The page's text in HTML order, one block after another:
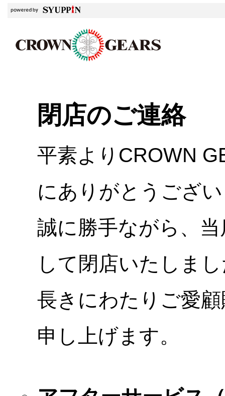
閉店のご連絡
平素よりCROWN
にありがとうござ
誠に勝手ながら、
して閉店いたしま
長きにわたりご愛
申し上げます。